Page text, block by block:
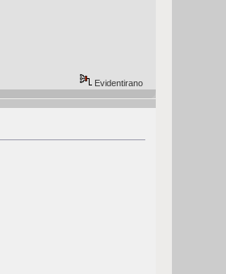
Evidentirano